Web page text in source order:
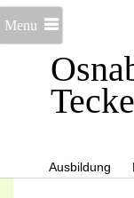
Menu
Ausbildung